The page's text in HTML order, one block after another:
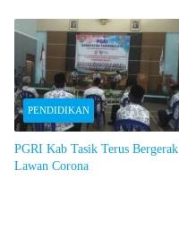
PENDIDIKAN
PGRI Kab Tasik Terus Bergerak
Lawan Corona